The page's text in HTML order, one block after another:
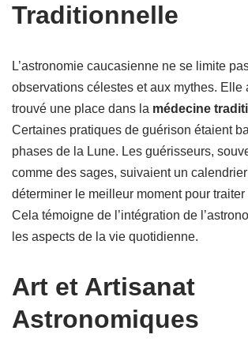
Traditionnelle
L’astronomie caucasienne ne se limite
observations célestes et aux mythes. Elle
trouvé une place dans la médecine
Certaines pratiques de guérison étaient
phases de la Lune. Les guérisseurs,
comme des sages, suivaient un
déterminer le meilleur moment pour
Cela témoigne de l’intégration de
les aspects de la vie quotidienne.
Art et Artisanat
Astronomiques